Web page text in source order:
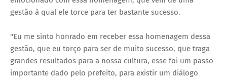
gestão à qual ele torce para ter bastante sucesso.
"Eu me sinto honrado em receber essa homenagem dessa
gestão, que eu torço para ser de muito sucesso, que traga
grandes resultados para a nossa cultura, esse foi um passo
importante dado pelo prefeito, para existir um diálogo